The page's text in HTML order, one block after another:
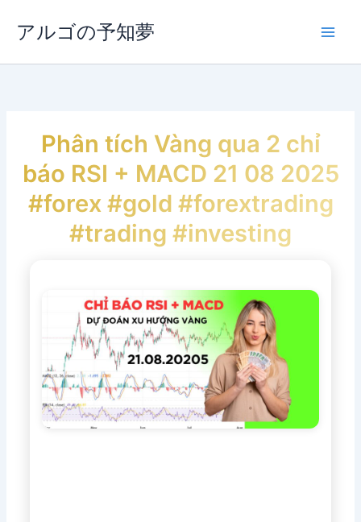
ス
アルゴの予知夢
Phân tích Vàng qua 2 chỉ
báo RSI + MACD 21 08 2025
#forex #gold #forextrading
#trading #investing